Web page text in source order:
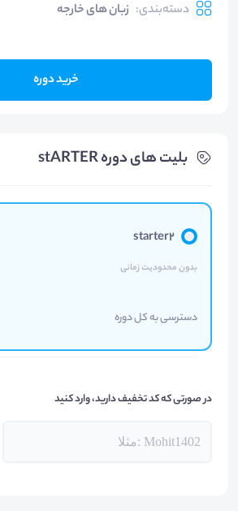
دسته‌بندی: زبان های خارجه
خرید دوره
بلیت های دوره stARTER
starter2
بدون محدودیت زمانی
دسترسی به کل دوره
در صورتی که کد تخفیف دارید، وارد کنید